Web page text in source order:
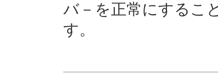
バ－を正常にするこ
す。